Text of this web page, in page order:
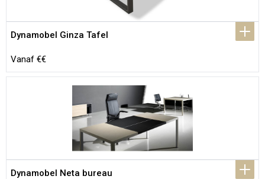
Dynamobel Ginza Tafel
Vanaf €€
Dynamobel Neta bureau